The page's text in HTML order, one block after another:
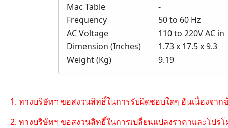
Mac Table
-
Frequency
50 to 60 Hz
AC Voltage
110 to 220V AC in
Dimension (Inches)
1.73 x 17.5 x 9.3
Weight (Kg)
9.19
1. ทางบริษัทฯ ขอสงวนสิทธิ์ในการรับผิดชอบใดๆ อันเนื่องจา
2. ทางบริษัทฯ ขอสงวนสิทธิ์ในการเปลี่ยนแปลงราคาและโปร